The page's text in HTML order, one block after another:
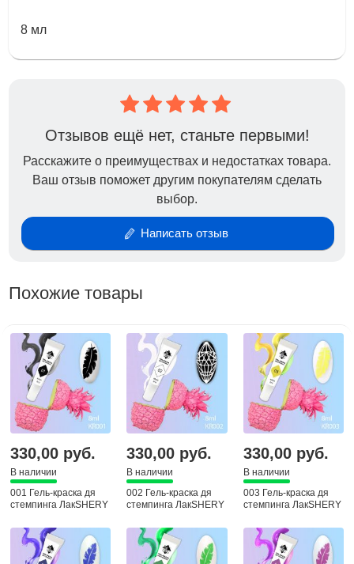
8 мл
Отзывов ещё нет, станьте первыми!
Расскажите о преимуществах и недостатках товара.
Ваш отзыв поможет другим покупателям сделать
выбор.
Написать отзыв
Похожие товары
330,00 руб.
В наличии
001 Гель-краска дя
стемпинга ЛакSHERY
330,00 руб.
В наличии
002 Гель-краска дя
стемпинга ЛакSHERY
330,00 руб.
В наличии
003 Гель-краска дя
стемпинга ЛакSHERY